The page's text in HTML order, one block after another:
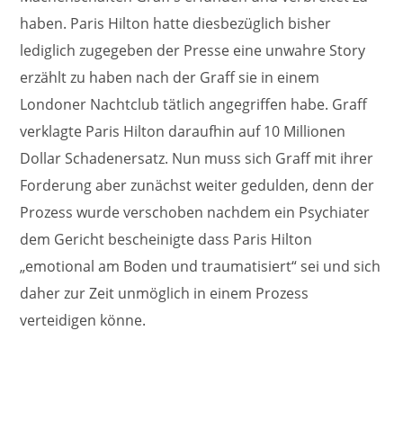
haben. Paris Hilton hatte diesbezüglich bisher
lediglich zugegeben der Presse eine unwahre Story
erzählt zu haben nach der Graff sie in einem
Londoner Nachtclub tätlich angegriffen habe. Graff
verklagte Paris Hilton daraufhin auf 10 Millionen
Dollar Schadenersatz. Nun muss sich Graff mit ihrer
Forderung aber zunächst weiter gedulden, denn der
Prozess wurde verschoben nachdem ein Psychiater
dem Gericht bescheinigte dass Paris Hilton
„emotional am Boden und traumatisiert“ sei und sich
daher zur Zeit unmöglich in einem Prozess
verteidigen könne.